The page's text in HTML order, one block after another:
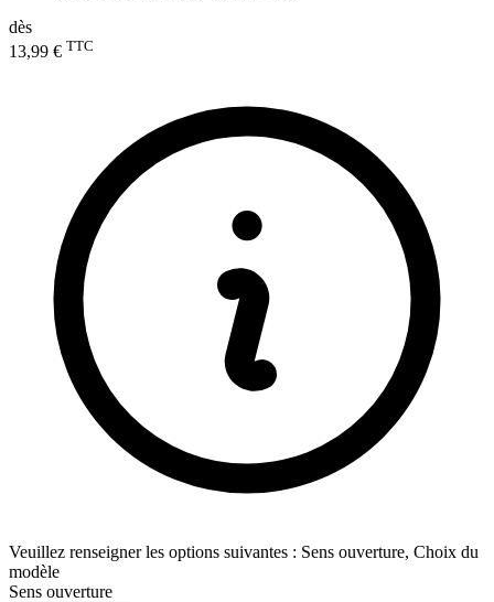
dès
13,99 € TTC
Veuillez renseigner les options suivantes : Sens ouverture, Choix du
modèle
Sens ouverture